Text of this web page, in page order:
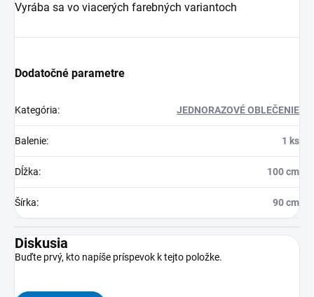
Vyrába sa vo viacerých farebných variantoch
Dodatočné parametre
Kategória: JEDNORAZOVÉ OBLEČENIE
Balenie: 1 ks
Dĺžka: 100 cm
Šírka: 90 cm
Diskusia
Buďte prvý, kto napíše príspevok k tejto položke.